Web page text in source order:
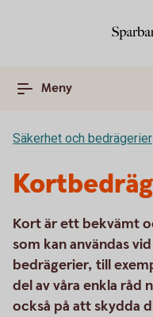
Meny
Säkerhet och bedrägerier
Kort är ett bekvämt
som kan användas
bedrägerier, till
del av våra enkla råd
också på att skydda